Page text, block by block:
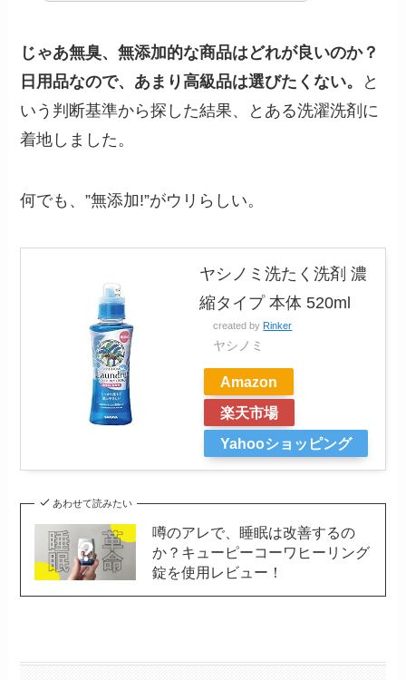
じゃあ無臭、無添加的な商品はどれが良いのか？
日用品なので、あまり高級品は選びたくない。
と
いう判断基準から探した結果、とある洗濯洗剤に
着地しました。
何でも、”無添加!”がウリらしい。
ヤシノミ洗たく洗剤 濃
縮タイプ 本体 520ml
created by Rinker
ヤシノミ
Amazon
楽天市場
Yahooショッピング
あわせて読みたい
噂のアレで、睡眠は改善するの
か？キューピーコーワヒーリング
錠を使用レビュー！